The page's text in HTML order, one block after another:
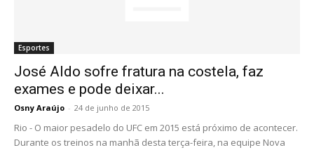
Esportes
José Aldo sofre fratura na costela, faz
exames e pode deixar...
Osny Araújo - 24 de junho de 2015
Rio - O maior pesadelo do UFC em 2015 está próximo de acontecer.
Durante os treinos na manhã desta terça-feira, na equipe Nova